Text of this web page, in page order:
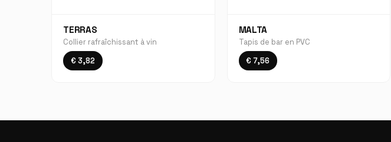
TERRAS
Collier rafraîchissant à vin
€ 3,82
MALTA
Tapis de bar en PVC
€ 7,56